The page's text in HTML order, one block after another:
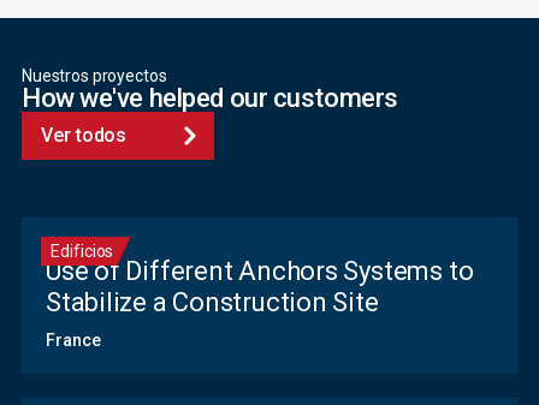
Nuestros proyectos
How we've helped our customers
Ver todos
Edificios
Use of Different Anchors Systems to
Stabilize a Construction Site
France